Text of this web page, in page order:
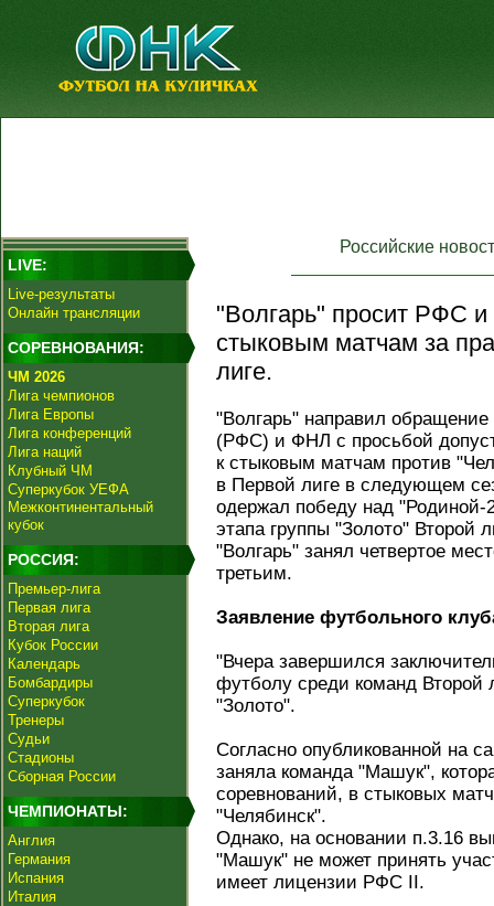
LIVE:
Live-результаты
Онлайн трансляции
СОРЕВНОВАНИЯ:
ЧМ 2026
Лига чемпионов
Лига Европы
Лига конференций
Лига наций
Клубный ЧМ
Суперкубок УЕФА
Межконтинентальный
кубок
РОССИЯ:
Премьер-лига
Первая лига
Вторая лига
Кубок России
Календарь
Бомбардиры
Суперкубок
Тренеры
Судьи
Стадионы
Сборная России
ЧЕМПИОНАТЫ:
Англия
Германия
Испания
Италия
Российские
"Волгарь" просит РФС и
стыковым матчам за
лиге.
"Волгарь" направил
(РФС) и ФНЛ с просьбой
к стыковым матчам против
в Первой лиге в следующем
одержал победу над
этапа группы "Золото" Второй
"Волгарь" занял четвертое
третьим.
Заявление футбольного
"Вчера завершился
футболу среди команд Второй
"Золото".
Согласно опубликованной на
заняла команда "Машук",
соревнований, в стыковых
"Челябинск".
Однако, на основании п.3.16
"Машук" не может принять
имеет лицензии РФС II.